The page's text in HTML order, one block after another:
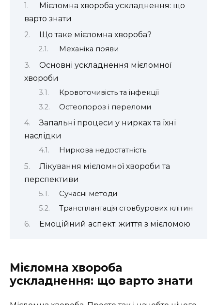
Мієломна хвороба ускладнення: що
варто знати
Що таке мієломна хвороба?
Механіка появи
Основні ускладнення мієломної
хвороби
Кровоточивість та інфекції
Остеопороз і переломи
Запальні процеси у нирках та їхні
наслідки
Ниркова недостатність
Лікування мієломної хвороби та
перспективи
Сучасні методи
Трансплантація стовбурових клітин
Емоційний аспект: життя з мієломою
Мієломна хвороба
ускладнення: що варто знати